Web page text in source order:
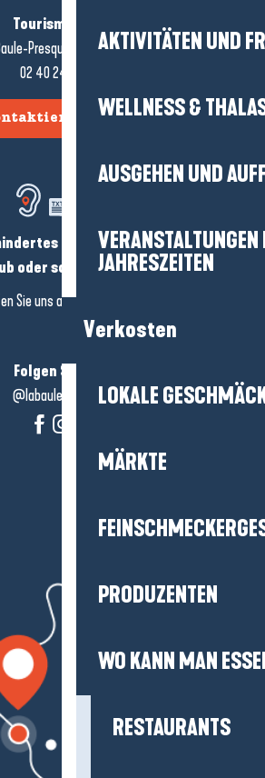
AKTIVITÄTEN UND
WELLNESS &
AUSGEHEN UND
JAHRESZEITEN
Verkosten
LOKALE
MÄRKTE
PRODUZENTEN
WO KANN MAN
RESTAURANTS
Tourismusbüro
Presqu'île de Guérande
02 40 24 34 44
Sie uns
Hörvermögen?
oder schwerhörig?
Sie uns an in
Folgen Sie uns!
@labauleguérande